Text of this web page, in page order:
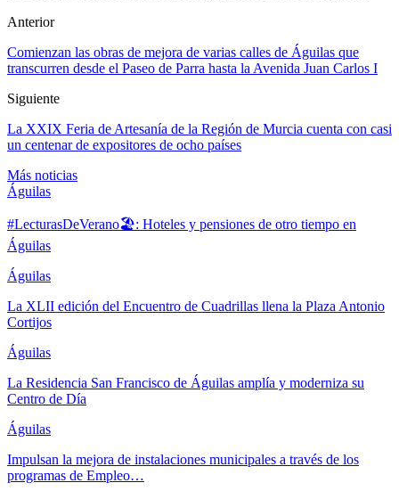
Anterior
Comienzan las obras de mejora de varias calles de Águilas que
transcurren desde el Paseo de Parra hasta la Avenida Juan Carlos I
Siguiente
La XXIX Feria de Artesanía de la Región de Murcia cuenta con casi
un centenar de expositores de ocho países
Más noticias
Águilas
#LecturasDeVerano🏖: Hoteles y pensiones de otro tiempo en
Águilas
Águilas
La XLII edición del Encuentro de Cuadrillas llena la Plaza Antonio
Cortijos
Águilas
La Residencia San Francisco de Águilas amplía y moderniza su
Centro de Día
Águilas
Impulsan la mejora de instalaciones municipales a través de los
programas de Empleo…